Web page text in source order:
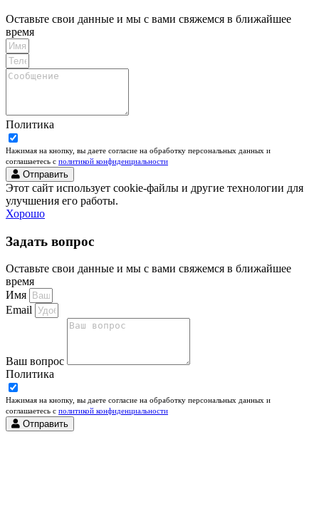
Оставьте свои данные и мы с вами свяжемся в ближайшее
время
Политика
Нажимая на кнопку, вы даете согласие на обработку персональных данных и
соглашаетесь c политикой конфиденциальности
Отправить
Этот сайт использует cookie-файлы и другие технологии для
улучшения его работы.
Хорошо
Задать вопрос
Оставьте свои данные и мы с вами свяжемся в ближайшее
время
Имя
Email
Ваш вопрос
Политика
Нажимая на кнопку, вы даете согласие на обработку персональных данных и
соглашаетесь c политикой конфиденциальности
Отправить